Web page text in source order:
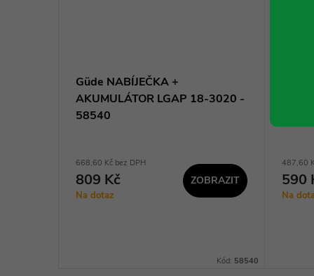
Güde NABÍJEČKA +
AKUMULÁTOR LGAP 18-3020 -
58540
668,60 Kč bez DPH
809 Kč
Na dotaz
ZOBRAZIT
Kód: 58540
487,60
590
Na